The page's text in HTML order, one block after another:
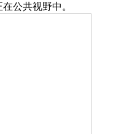
公共视野中。